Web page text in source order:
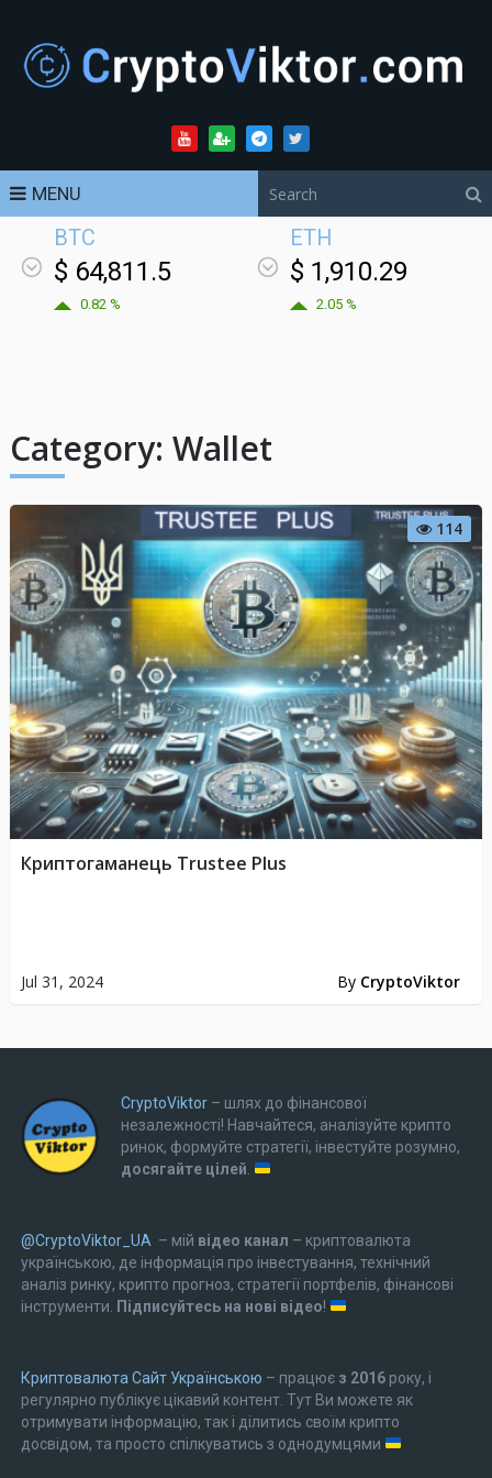
MENU
BTC
$ 64,811.5
0.82 %
ETH
$ 1,910.29
2.05 %
Category: Wallet
114
Jul 31, 2024 By CryptoViktor
Криптогаманець Trustee Plus
CryptoViktor– шлях до фінансової
незалежності! Навчайтеся, аналізуйте крипто
ринок, формуйте стратегії, інвестуйте розумно,
досягайте цілей
@CryptoViktor_UA – мій відео канал – криптовалюта
українською, де інформація про інвестування, технічний
аналіз ринку, крипто прогноз, стратегії портфелів, фінансові
інструменти.
Підписуйтесь на нові відео!
Криптовалюта Cайт Українською – працює з 2016року, і
регулярно публікує цікавий контент. Тут Ви можете як
отримувати інформацію, так і ділитись своїм крипто
досвідом, та просто спілкуватись з однодумцями